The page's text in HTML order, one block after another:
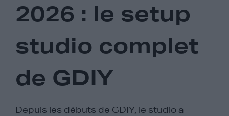
2026 : le setup
studio complet
de GDIY
Depuis les débuts de GDIY, le studio a